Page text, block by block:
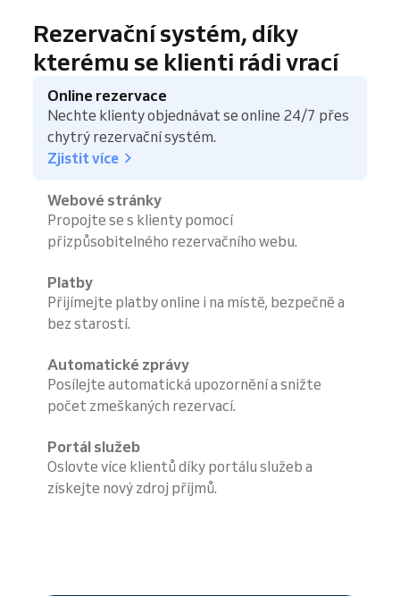
Rezervační systém, díky
kterému se klienti rádi vrací
Online rezervace
Nechte klienty objednávat se online 24/7 přes
chytrý rezervační systém.
Zjistit více
Webové stránky
Propojte se s klienty pomocí
přizpůsobitelného rezervačního webu.
Platby
Přijímejte platby online i na místě, bezpečně a
bez starostí.
Automatické zprávy
Posílejte automatická upozornění a snižte
počet zmeškaných rezervací.
Portál služeb
Oslovte více klientů díky portálu služeb a
získejte nový zdroj příjmů.